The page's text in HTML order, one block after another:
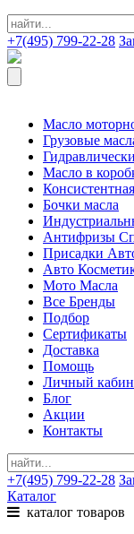
+7(495) 799-22-28
Масло
Грузовые
Масло в
Бочки масла
Антифризы
Присадки
Авто
Мото Масла
Все Бренды
Подбор
Сертификаты
Доставка
Помощь
Личный
Блог
Акции
Контакты
+7(495) 799-22-28
Каталог
каталог товаров